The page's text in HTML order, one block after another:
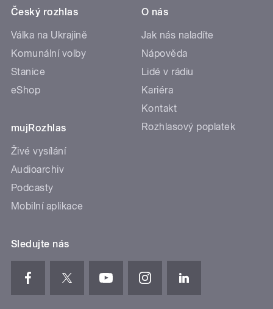
Český rozhlas
Válka na Ukrajině
Komunální volby
Stanice
eShop
mujRozhlas
Živé vysílání
Audioarchiv
Podcasty
Mobilní aplikace
O nás
Jak nás naladíte
Nápověda
Lidé v rádiu
Kariéra
Kontakt
Rozhlasový poplatek
Sledujte nás